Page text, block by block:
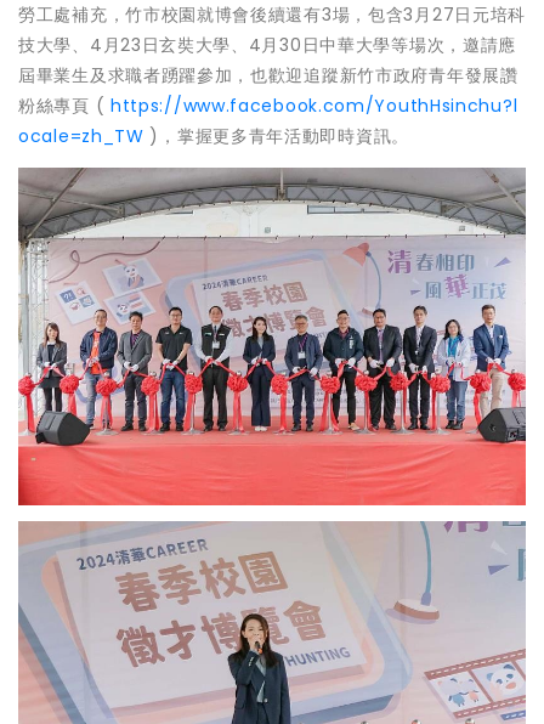
勞工處補充，竹市校園就博會後續還有3場，包含3月27日元培科
技大學、4月23日玄奘大學、4月30日中華大學等場次，邀請應
屆畢業生及求職者踴躍參加，也歡迎追蹤新竹市政府青年發展讚
粉絲專頁 ( https://www.facebook.com/YouthHsinchu?l
ocale=zh_TW )，掌握更多青年活動即時資訊。